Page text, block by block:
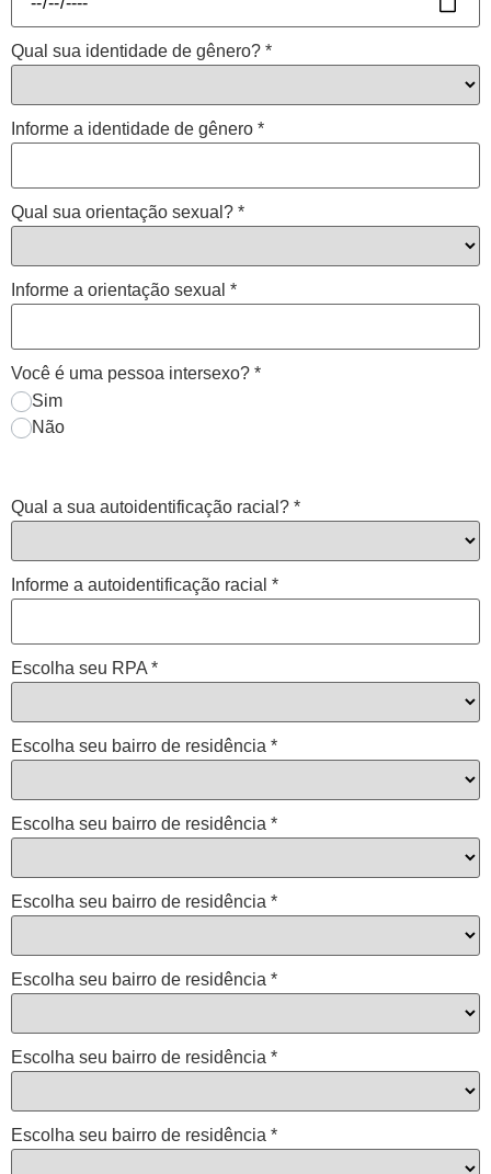
Qual sua identidade de gênero? *
Informe a identidade de gênero *
Qual sua orientação sexual? *
Informe a orientação sexual *
Você é uma pessoa intersexo? *
Sim
Não
Qual a sua autoidentificação racial? *
Informe a autoidentificação racial *
Escolha seu RPA *
Escolha seu bairro de residência *
Escolha seu bairro de residência *
Escolha seu bairro de residência *
Escolha seu bairro de residência *
Escolha seu bairro de residência *
Escolha seu bairro de residência *